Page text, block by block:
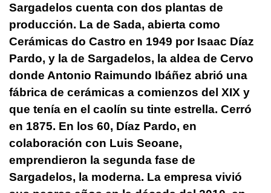
Sargadelos cuenta con dos plantas de
producción. La de Sada, abierta como
Cerámicas do Castro en 1949 por Isaac Díaz
Pardo, y la de Sargadelos, la aldea de Cervo
donde Antonio Raimundo Ibáñez abrió una
fábrica de cerámicas a comienzos del XIX y
que tenía en el caolín su tinte estrella. Cerró
en 1875. En los 60, Díaz Pardo, en
colaboración con Luis Seoane,
emprendieron la segunda fase de
Sargadelos, la moderna. La empresa vivió